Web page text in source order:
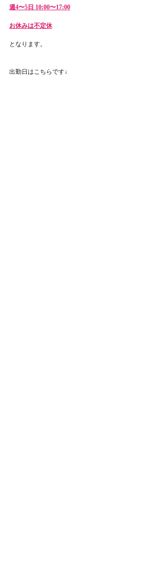
週4〜5日 10:00〜17:00
お休みは不定休
となります。
出勤日はこちらです↓